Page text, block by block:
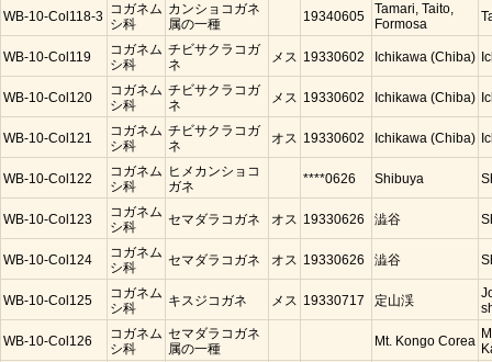
WB-10-Col118-3 コガネム
シ科
カンショコガネ
属の一種
19340605
Tamari, Taito,
Formosa
WB-10-Col119
コガネム
シ科
チビサクラコガ
ネ
メス 19330602 Ichikawa (Chiba)
WB-10-Col120
コガネム
シ科
チビサクラコガ
ネ
メス 19330602 Ichikawa (Chiba)
WB-10-Col121
コガネム
シ科
チビサクラコガ
ネ
オス 19330602 Ichikawa (Chiba)
WB-10-Col122
コガネム
シ科
ヒメカンショコ
ガネ
****0626 Shibuya
WB-10-Col123
コガネム
シ科
セマダラコガネ オス 19330626 澁谷
WB-10-Col124
コガネム
シ科
セマダラコガネ オス 19330626 澁谷
WB-10-Col125
コガネム
シ科
キスジコガネ メス 19330717 定山渓
WB-10-Col126
コガネム
シ科
セマダラコガネ
属の一種
Mt. Kongo Corea